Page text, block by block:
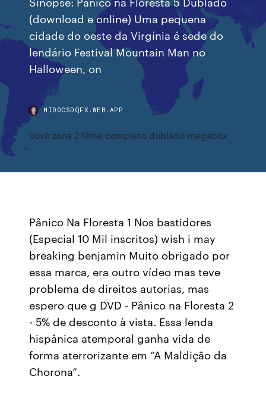
(download e online) Uma pequena
cidade do oeste da Virgínia é sede do
lendário Festival Mountain Man no
Halloween, on
HIDOCSDQFX.WEB.APP
Vovó zona 2 filme completo dublado megabox
Pânico Na Floresta 1 Nos bastidores
(Especial 10 Mil inscritos) wish i may
breaking benjamin Muito obrigado por
essa marca, era outro vídeo mas teve
problema de direitos autorias, mas
espero que g DVD - Pânico na Floresta 2
- 5% de desconto à vista. Essa lenda
hispânica atemporal ganha vida de
forma aterrorizante em “A Maldição da
Chorona”.